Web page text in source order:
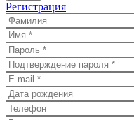
Регистрация